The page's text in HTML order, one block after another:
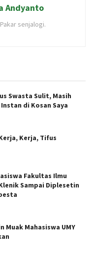
Andyanto
senjalogi.
Swasta Sulit, Masih
di Kosan Saya
Kerja, Tifus
Fakultas Ilmu
Sampai Diplesetin
Muak Mahasiswa UMY